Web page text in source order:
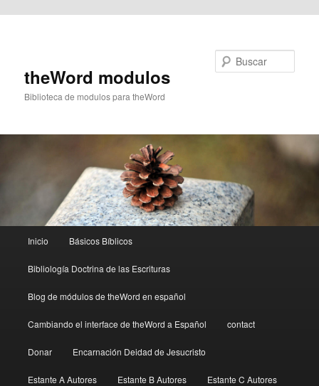
theWord modulos
Biblioteca de modulos para theWord
principal
Inicio Básicos Bíblicos
Bibliología Doctrina de las Escrituras
Blog de módulos de theWord en español
Cambiando el interface de theWord a Español contact
Donar Encarnación Deidad de Jesucristo
Estante A Autores Estante B Autores Estante C Autores